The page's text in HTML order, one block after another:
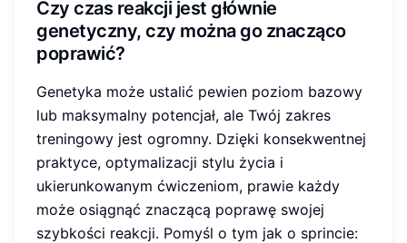
Czy czas reakcji jest głównie
genetyczny, czy można go znacząco
poprawić?
Genetyka może ustalić pewien poziom bazowy
lub maksymalny potencjał, ale Twój zakres
treningowy jest ogromny. Dzięki konsekwentnej
praktyce, optymalizacji stylu życia i
ukierunkowanym ćwiczeniom, prawie każdy
może osiągnąć znaczącą poprawę swojej
szybkości reakcji. Pomyśl o tym jak o sprincie: